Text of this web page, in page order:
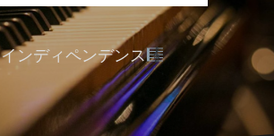
インディペンデンス